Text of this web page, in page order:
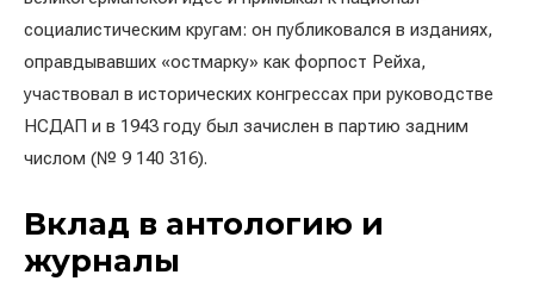
социалистическим кругам: он публиковался в изданиях,
оправдывавших «остмарку» как форпост Рейха,
участвовал в исторических конгрессах при руководстве
НСДАП и в 1943 году был зачислен в партию задним
числом (№ 9 140 316).
Вклад в антологию и
журналы